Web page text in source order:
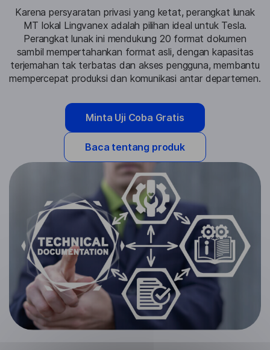
Karena persyaratan privasi yang ketat, perangkat lunak
MT lokal Lingvanex adalah pilihan ideal untuk Tesla.
Perangkat lunak ini mendukung 20 format dokumen
sambil mempertahankan format asli, dengan kapasitas
terjemahan tak terbatas dan akses pengguna, membantu
mempercepat produksi dan komunikasi antar departemen.
Minta Uji Coba Gratis
Baca tentang produk